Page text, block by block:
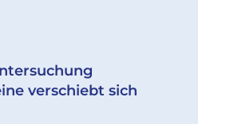
verschiebt sich